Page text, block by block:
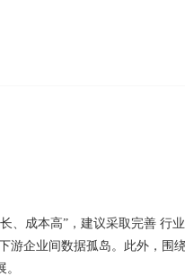
、成本高”，建议采取完善 行
游企业间数据孤岛。此外，围